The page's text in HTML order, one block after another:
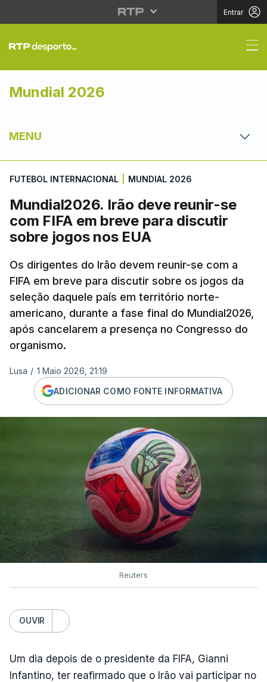
Entrar
Mundial2026. Irão
Mundial 2026
MENU
FUTEBOL INTERNACIONAL MUNDIAL 2026
Mundial2026. Irão deve reunir-se
com FIFA em breve para discutir
sobre jogos nos EUA
Os dirigentes do Irão devem reunir-se com a
FIFA em breve para discutir sobre os jogos da
seleção daquele país em território norte-
americano, durante a fase final do Mundial2026,
após cancelarem a presença no Congresso do
organismo.
Lusa / 1 Maio 2026, 21:19
ADICIONAR COMO FONTE INFORMATIVA
Reuters
OUVIR
Um dia depois de o presidente da FIFA, Gianni
Infantino, ter reafirmado que o Irão vai participar no